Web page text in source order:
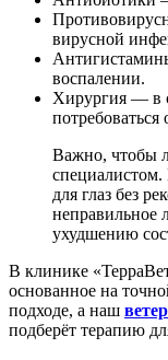
вирусной
воспалении.
Хирургия — в
потребоваться
Важно, чтобы
специалистом.
для глаз без
неправильное
ухудшению
В клинике
основанное на
подходе, а наш
подберёт терапию